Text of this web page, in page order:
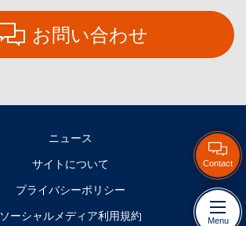
Menu
Contact
お問い合わせ
ニュース
サイトについて
プライバシーポリシー
ソーシャルメディア利用規約